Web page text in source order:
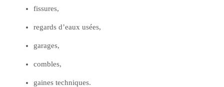
fissures,
regards d’eaux usées,
garages,
combles,
gaines techniques.